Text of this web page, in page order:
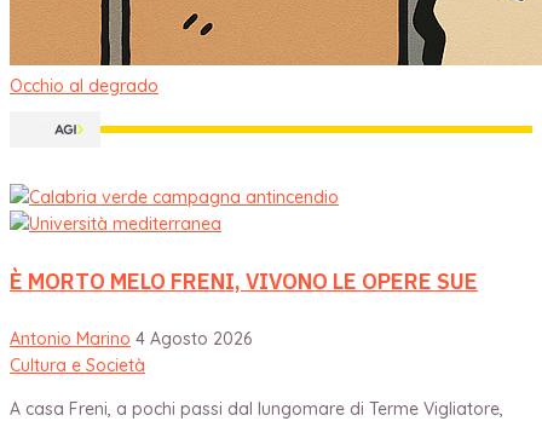
Occhio al degrado
È MORTO MELO FRENI, VIVONO LE OPERE SUE
Antonio Marino 4 Agosto 2026
Cultura e Società
A casa Freni, a pochi passi dal lungomare di Terme Vigliatore,